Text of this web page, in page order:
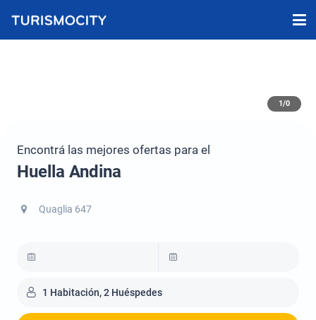
1/0
Encontrá las mejores ofertas para el
Huella Andina
Quaglia 647
1 Habitación, 2 Huéspedes